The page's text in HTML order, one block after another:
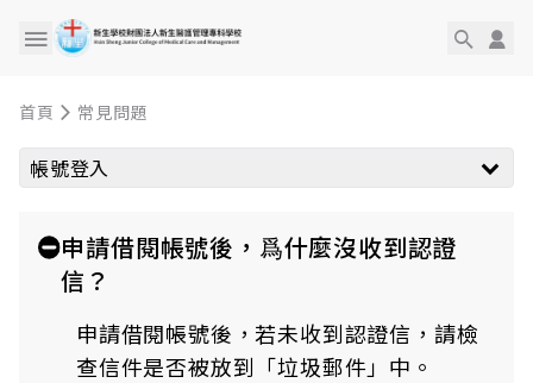
首頁 常見問題
帳號登入
申請借閱帳號後，爲什麼沒收到認證
信？
申請借閱帳號後，若未收到認證信，請檢
查信件是否被放到「垃圾郵件」中。